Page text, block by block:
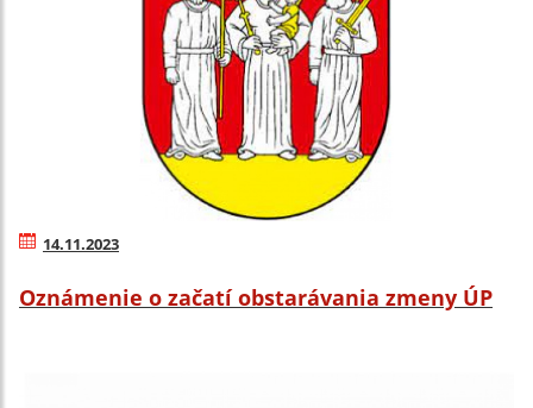
14.11.2023
Oznámenie o začatí obstarávania zmeny ÚP